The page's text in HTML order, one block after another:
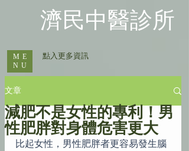
​濟民中醫診所
ME
NU
​ 點入更多資訊
文章
減肥不是女性的專利！男
性肥胖對身體危害更大
比起女性，男性肥胖者更容易發生腦